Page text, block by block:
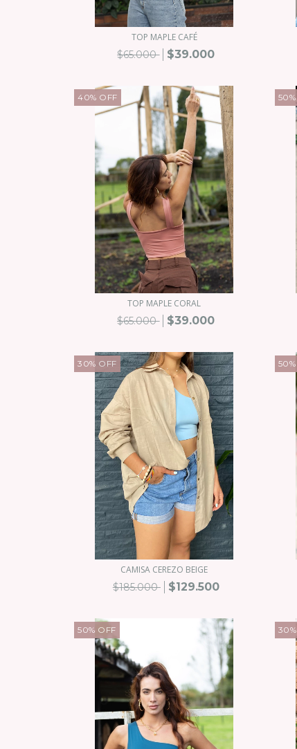
TOP MAPLE CAFÉ
$65.000 $39.000
40% OFF
TOP MAPLE CORAL
$65.000 $39.000
50%
30% OFF
CAMISA CEREZO BEIGE
$185.000 $129.500
50%
50% OFF 30%